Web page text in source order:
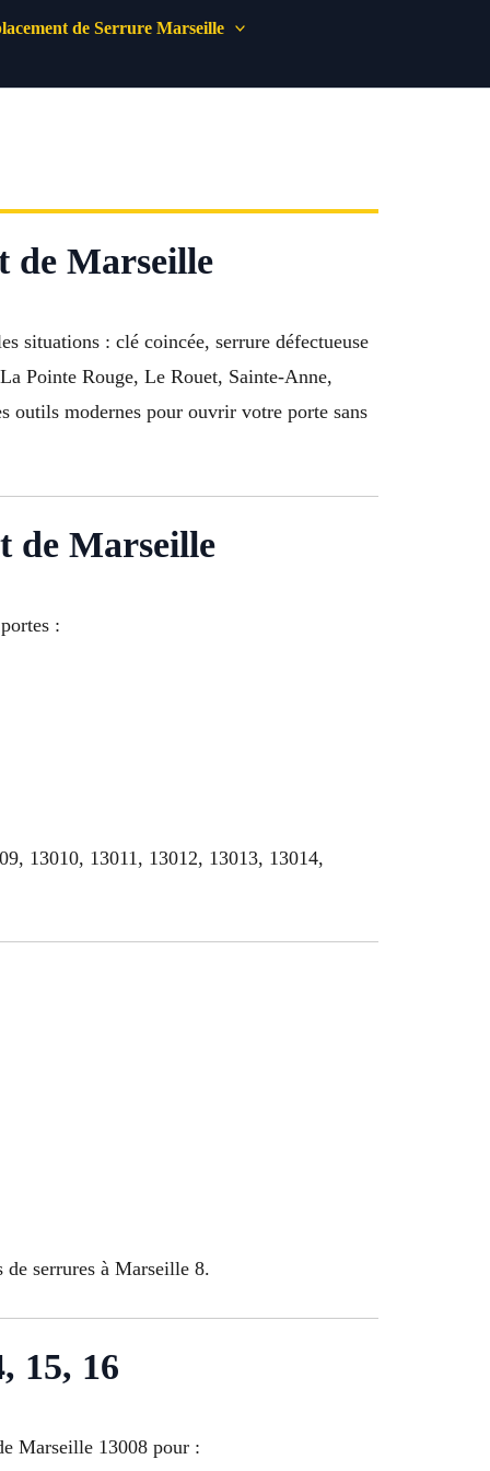
de Serrure Marseille
de Marseille
situations : clé coincée, serrure défectueuse
Pointe Rouge, Le Rouet, Sainte-Anne,
outils modernes pour ouvrir votre porte sans
de Marseille
:
13010, 13011, 13012, 13013, 13014,
serrures à Marseille 8.
15, 16
Marseille 13008 pour :